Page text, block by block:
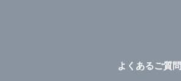
よくあるご質問